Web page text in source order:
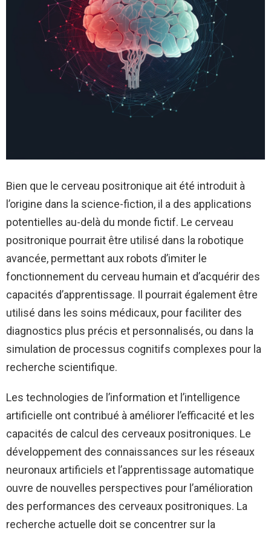
Bien que le cerveau positronique ait été introduit à
l’origine dans la science-fiction, il a des applications
potentielles au-delà du monde fictif. Le cerveau
positronique pourrait être utilisé dans la robotique
avancée, permettant aux robots d’imiter le
fonctionnement du cerveau humain et d’acquérir des
capacités d’apprentissage. Il pourrait également être
utilisé dans les soins médicaux, pour faciliter des
diagnostics plus précis et personnalisés, ou dans la
simulation de processus cognitifs complexes pour la
recherche scientifique.
Les technologies de l’information et l’intelligence
artificielle ont contribué à améliorer l’efficacité et les
capacités de calcul des cerveaux positroniques. Le
développement des connaissances sur les réseaux
neuronaux artificiels et l’apprentissage automatique
ouvre de nouvelles perspectives pour l’amélioration
des performances des cerveaux positroniques. La
recherche actuelle doit se concentrer sur la